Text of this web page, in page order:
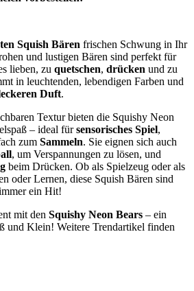
Squish Bären frischen Schwung in Ihr
und lustigen Bären sind perfekt für
lieben, zu quetschen, drücken und zu
in leuchtenden, lebendigen Farben und
Duft.
Textur bieten die Squishy Neon
– ideal fürsensorisches Spiel,
zum Sammeln. Sie eignen sich auch
, um Verspannungen zu lösen, und
beim Drücken. Ob als Spielzeug oder als
oder Lernen, diese Squish Bären sind
ein Hit!
mit den Squishy Neon Bears – ein
und Klein! Weitere Trendartikel finden